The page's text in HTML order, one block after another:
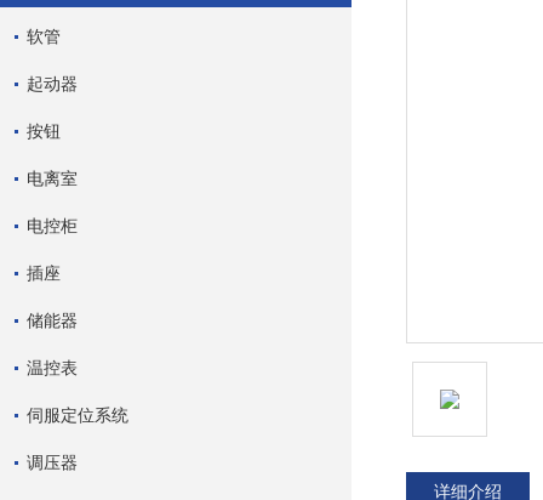
软管
起动器
按钮
电离室
电控柜
插座
储能器
温控表
伺服定位系统
调压器
详细介绍